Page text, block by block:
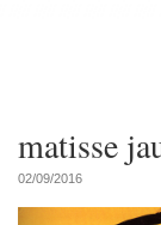
matisse
02/09/2016